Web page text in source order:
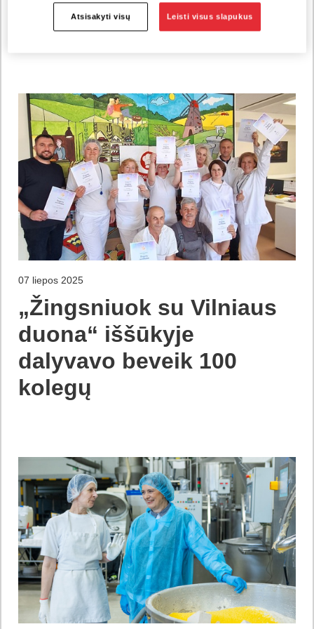
tuomet jau kontaktuoja tie kandidatai,
kuriems šis atlygis priimtinas.
07 liepos 2025
„Žingsniuok su Vilniaus
duona“ iššūkyje
dalyvavo beveik 100
kolegų
Atsisakyti visų Leisti visus slapukus